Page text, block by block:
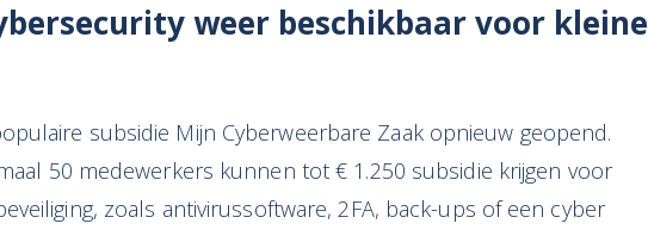
weer beschikbaar voor kleine
subsidie Mijn Cyberweerbare Zaak opnieuw geopend.
50 medewerkers kunnen tot € 1.250 subsidie krijgen voor
zoals antivirussoftware, 2FA, back-ups of een cyber